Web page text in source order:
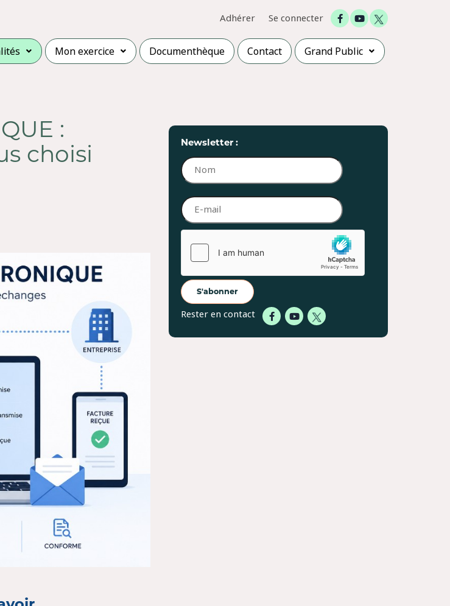
Adhérer Se connecter
Mon exercice Documenthèque Contact Grand Public
:
choisi
Newsletter :
S'abonner
Rester en contact